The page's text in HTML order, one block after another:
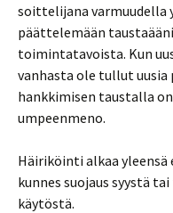
soittelijana varmuudella
päättelemään
toimintatavoista. Kun
vanhasta ole tullut uusia
hankkimisen taustalla
umpeenmeno.
Häiriköinti alkaa
kunnes suojaus syystä
käytöstä.